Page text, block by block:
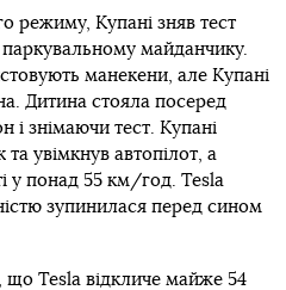
режиму, Купані зняв тест
майданчику.
манекени, але Купані
Дитина стояла посеред
знімаючи тест. Купані
та увімкнув автопілот, а
у понад 55 км/год. Tesla
зупинилася перед сином
Tesla відкличе майже 54